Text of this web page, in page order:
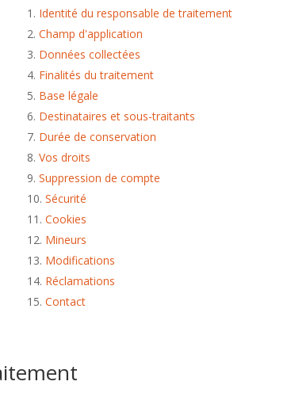
Identité du responsable de traitement
Champ d'application
Données collectées
Finalités du traitement
Base légale
Destinataires et sous-traitants
Durée de conservation
Vos droits
Suppression de compte
Sécurité
Cookies
Mineurs
Modifications
Réclamations
Contact